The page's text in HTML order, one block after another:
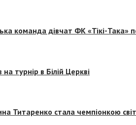
команда дівчат ФК «Тікі-Така»
турнір в Білій Церкві
Титаренко стала чемпіонкою